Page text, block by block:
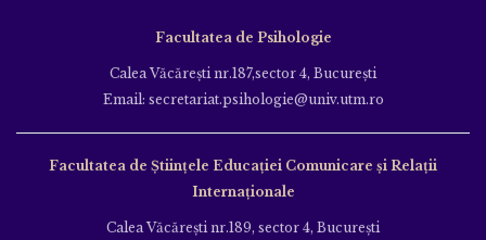
Facultatea de Psihologie
Calea Văcăreşti nr.187,sector 4, Bucureşti
Email: secretariat.psihologie@univ.utm.ro
Facultatea de Ştiinţele Educației Comunicare și Relații
Internaționale
Calea Văcăreşti nr.189, sector 4, Bucureşti